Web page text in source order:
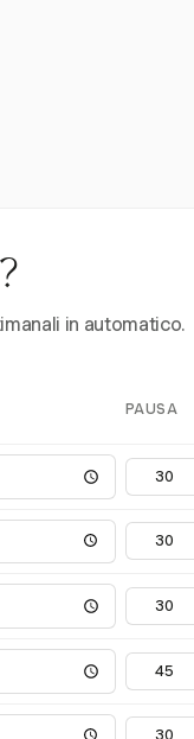
in automatico.
PAUSA